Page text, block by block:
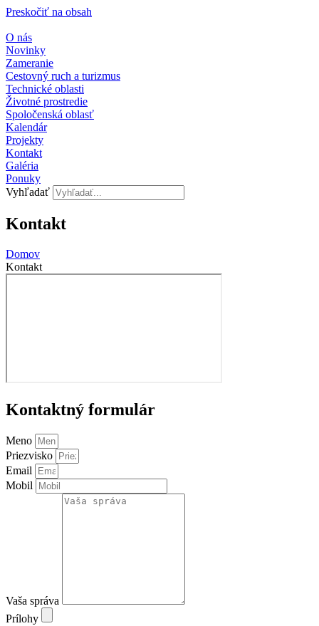
Preskočiť na obsah
O nás
Novinky
Zameranie
Cestovný ruch a turizmus
Technické oblasti
Životné prostredie
Spoločenská oblasť
Kalendár
Projekty
Kontakt
Galéria
Ponuky
Vyhľadať
Kontakt
Domov
Kontakt
Kontaktný formulár
Meno
Priezvisko
Email
Mobil
Vaša správa
Prílohy